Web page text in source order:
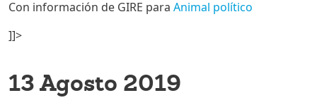
Con información de GIRE para Animal político
]]>
13 Agosto 2019